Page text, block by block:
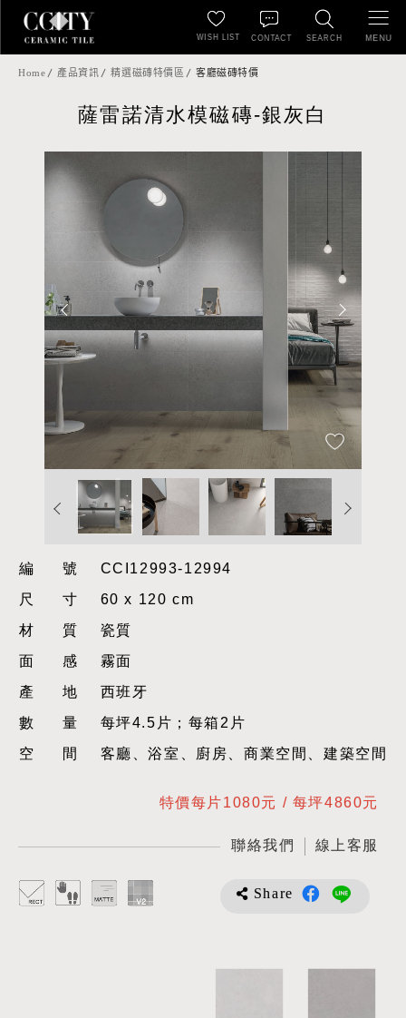
SEARCH
WISH LIST CONTACT MENU
Home 產品資訊 精選磁磚特價區 客廳磁磚特價
薩雷諾清水模磁磚-銀灰白
編號CCI12993-12994
尺寸60 x 120 cm
材質瓷質
面感霧面
產地西班牙
數量每坪4.5片；每箱2片
空間客廳、浴室、廚房、商業空間、建築空間
特價每片1080元 / 每坪4860元
聯絡我們 線上客服
Share